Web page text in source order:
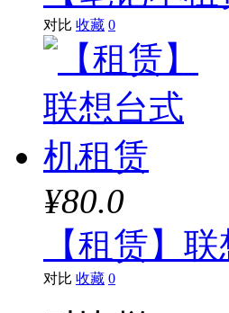
对比 收藏 0
¥80.0
【租赁】
对比 收藏 0